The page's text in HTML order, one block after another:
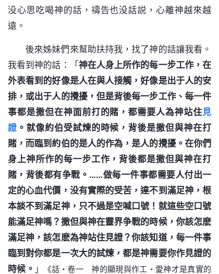
没心思吃喝神的話，禱告也没話説，心離神越來越
遠。
後來姊妹們來幫助扶持我，找了神的話讓我看。
我看到神的話：「神在人身上所作的每一步工作，在
外表看到的好像是人在與人接觸，好像是出于人的安
排，或出于人的攪擾，但是背後每一步工作、每一件
事都是撒但在神面前打的賭，都需要人為神站住見
證。就像約伯受試煉的時候，背後是撒但與神在打
賭，而臨到約伯的是人的作為，是人的攪擾。在你們
身上神所作的每一步工作，背後都是撒但與神在打
賭，背後都有争戰。……做每一件事都需要人付出一
定的心血代價，没有實際的受苦，達不到滿足神，根
本談不到滿足神，只不過是空喊口號！就這些空口號
能滿足神嗎？撒但與神在靈界争戰的時候，你該怎麽
滿足神，該怎麽為神站住見證？你該知道，每一件事
臨到對你都是一次大的試煉，都是神需要你作見證的
時候。 」 《話・卷一 神的顯現與作工・愛神才是真實的